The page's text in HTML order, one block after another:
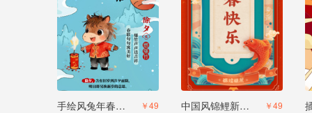
手绘风兔年春节习俗
￥49
中国风锦鲤新春祝福贺卡
￥49